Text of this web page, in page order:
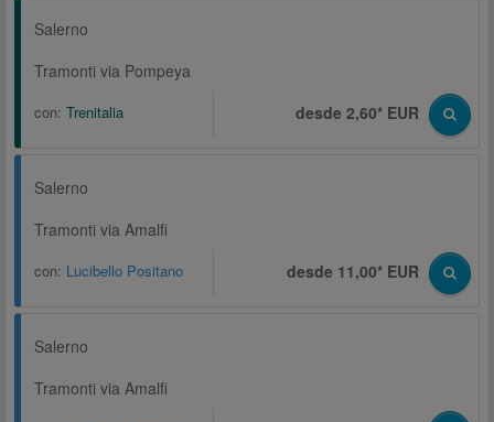
Salerno
Tramonti via Pompeya
con: Trenitalia desde 2,60* EUR
Salerno
Tramonti via Amalfi
con: Lucibello Positano desde 11,00* EUR
Salerno
Tramonti via Amalfi